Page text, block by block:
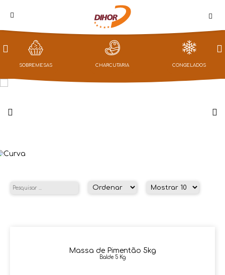
PROMOÇÕES
LOJA
CONTACTOS
SOBREMESAS CHARCUTARIA CONGELADOS
Massa de Pimentão 5kg
Balde 5 Kg